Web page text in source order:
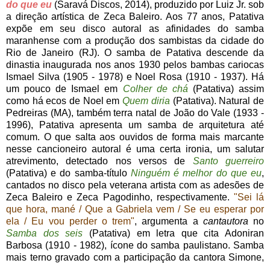
do que eu (Saravá Discos, 2014), produzido por Luiz Jr. sob
a direção artística de Zeca Baleiro. Aos 77 anos, Patativa
expõe em seu disco autoral as afinidades do samba
maranhense com a produção dos sambistas da cidade do
Rio de Janeiro (RJ). O samba de Patativa descende da
dinastia inaugurada nos anos 1930 pelos bambas cariocas
Ismael Silva (1905 - 1978) e Noel Rosa (1910 - 1937). Há
um pouco de Ismael em Colher de chá (Patativa) assim
como há ecos de Noel emQuem diria (Patativa). Natural de
Pedreiras (MA), também terra natal de João do Vale (1933 -
1996), Patativa apresenta um samba de arquitetura até
comum. O que salta aos ouvidos de forma mais marcante
nesse cancioneiro autoral é uma certa ironia, um salutar
atrevimento, detectado nos versos de Santo guerreiro
(Patativa) e do samba-título Ninguém é melhor do que eu,
cantados no disco pela veterana artista com as adesões de
Zeca Baleiro e Zeca Pagodinho, respectivamente. "Sei lá
que hora, mané / Que a Gabriela vem / Se eu esperar por
ela / Eu vou perder o trem", argumenta a cantautora no
Samba dos seis (Patativa) em letra que cita Adoniran
Barbosa (1910 - 1982), ícone do samba paulistano. Samba
mais terno gravado com a participação da cantora Simone,